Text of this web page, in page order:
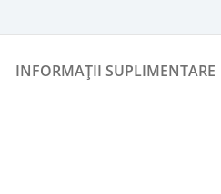
INFORMAȚII SUPLIMENTARE